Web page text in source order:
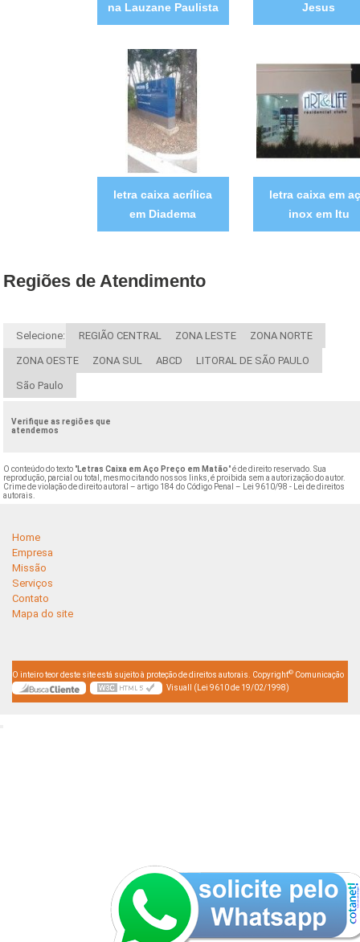
na Lauzane Paulista
Jesus
letra caixa acrílica
em Diadema
letra caixa em
inox em Itu
Regiões de Atendimento
Selecione: REGIÃO CENTRAL ZONA LESTE ZONA NORTE
ZONA OESTE ZONA SUL ABCD LITORAL DE SÃO PAULO
São Paulo
Verifique as regiões que
atendemos
O conteúdo do texto "Letras Caixa em Aço Preço em Matão" é de direito reservado. Sua
reprodução, parcial ou total, mesmo citando nossos links, é proibida sem a autorização do autor.
Crime de violação de direito autoral – artigo 184 do Código Penal –
Lei 9610/98 - Lei de direitos
autorais
Home
Empresa
Missão
Serviços
Contato
Mapa do site
O inteiro teor deste site está sujeito à proteção de direitos autorais. Copyright© Comunicação
Visuall (Lei 9610 de 19/02/1998)